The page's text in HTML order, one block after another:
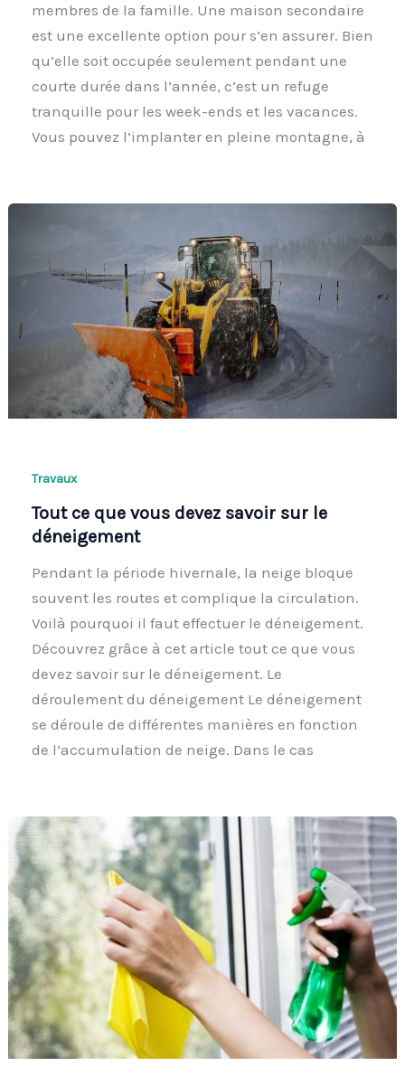
membres de la famille. Une maison secondaire
est une excellente option pour s’en assurer. Bien
qu’elle soit occupée seulement pendant une
courte durée dans l’année, c’est un refuge
tranquille pour les week-ends et les vacances.
Vous pouvez l’implanter en pleine montagne, à
Travaux
Tout ce que vous devez savoir sur le
déneigement
Pendant la période hivernale, la neige bloque
souvent les routes et complique la circulation.
Voilà pourquoi il faut effectuer le déneigement.
Découvrez grâce à cet article tout ce que vous
devez savoir sur le déneigement. Le
déroulement du déneigement Le déneigement
se déroule de différentes manières en fonction
de l’accumulation de neige. Dans le cas